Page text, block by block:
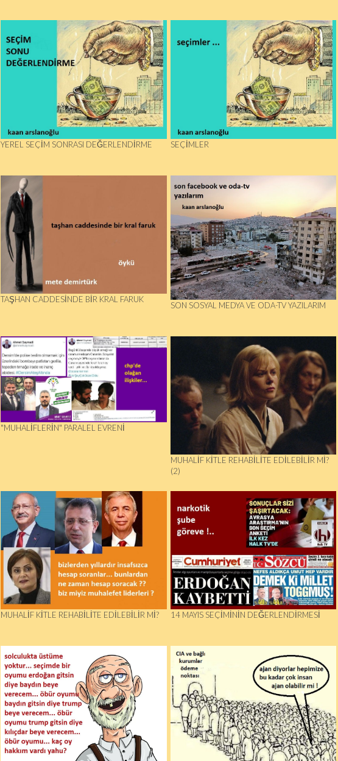
YEREL SEÇİM SONRASI DEĞERLENDİRME SEÇIMLER
TAŞHAN CADDESINDE BIR KRAL FARUK
SON SOSYAL MEDYA VE ODA-TV YAZILARIM
"MUHALIFLERIN" PARALEL EVRENI
MUHALIF KITLE REHABILITE EDILEBILIR MI?
(2)
MUHALIF KITLE REHABILITE EDILEBILIR MI? 14 MAYIS SEÇIMININ DEĞERLENDIRMESI